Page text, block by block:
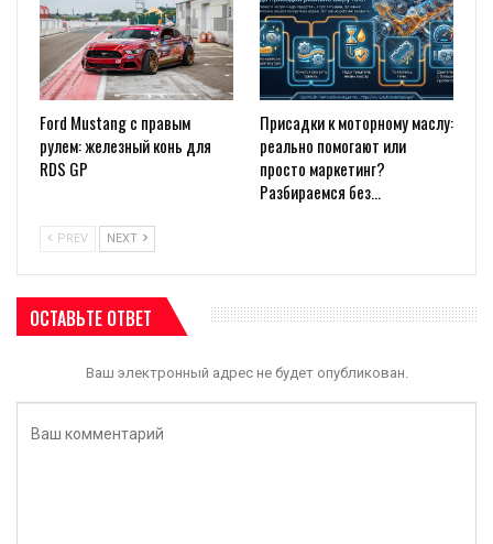
Ford Mustang с правым
рулем: железный конь для
RDS GP
Присадки к моторному маслу:
реально помогают или
просто маркетинг?
Разбираемся без…
PREV NEXT
ОСТАВЬТЕ ОТВЕТ
Ваш электронный адрес не будет опубликован.